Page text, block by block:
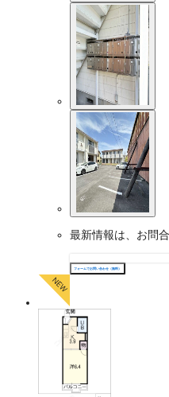
最新情報は、お問
フォームでお問い合わせ（無料）